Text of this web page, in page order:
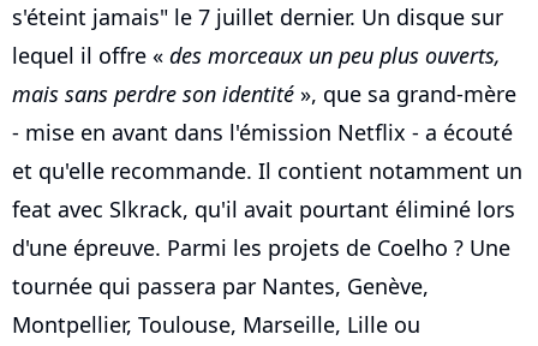
s'éteint jamais" le 7 juillet dernier. Un disque sur
lequel il offre « des morceaux un peu plus ouverts,
mais sans perdre son identité », que sa grand-mère
- mise en avant dans l'émission Netflix - a écouté
et qu'elle recommande. Il contient notamment un
feat avec Slkrack, qu'il avait pourtant éliminé lors
d'une épreuve. Parmi les projets de Coelho ? Une
tournée qui passera par Nantes, Genève,
Montpellier, Toulouse, Marseille, Lille ou